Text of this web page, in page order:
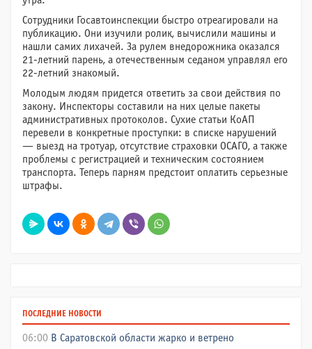
Сотрудники Госавтоинспекции быстро отреагировали на
публикацию. Они изучили ролик, вычислили машины и
нашли самих лихачей. За рулем внедорожника оказался
21-летний парень, а отечественным седаном управлял его
22-летний знакомый.
Молодым людям придется ответить за свои действия по
закону. Инспекторы составили на них целые пакеты
административных протоколов. Сухие статьи КоАП
перевели в конкретные проступки: в списке нарушений
— выезд на тротуар, отсутствие страховки ОСАГО, а также
проблемы с регистрацией и техническим состоянием
транспорта. Теперь парням предстоит оплатить серьезные
штрафы.
ПОСЛЕДНИЕ НОВОСТИ
06:00 В Саратовской области жарко и ветрено